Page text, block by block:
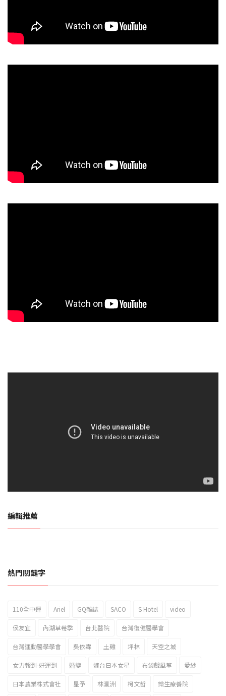
編輯推薦
2023新北市北海岸國際風箏節「風在石起」霸氣回歸
熱門關鍵字
110全中運 Ariel GQ雜誌 SACO S Hotel video
侯友宜 內湖草莓季 台北醫院 台灣復健醫學會
台灣運動醫學學會 吳依霖 土雞 坪林 天空之城
女力報到-好運到 婚變 嫁台日本女星 布袋戲風箏 愛紗
日本農業株式會社 星予 林瀛洲 柯文哲 樂生療養院